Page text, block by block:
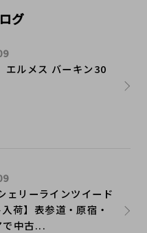
グ
エルメス バーキン30
ェリーラインツイード
荷】表参道・原宿・
で中古...